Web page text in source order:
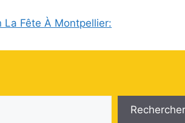
La Fête À Montpellier:
Rechercher